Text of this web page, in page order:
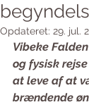
Opdateret: 29. jul.
Vibeke
og fysisk
at leve af at
brændende